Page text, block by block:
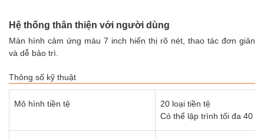
Hệ thống thân thiện với người dùng
Màn hình cảm ứng màu 7 inch hiển thị rõ nét, thao tác đơn giản
và dễ bảo trì.
Thông số kỹ thuật
Mô hình tiền tệ
20 loại tiền tệ
Có thể lập trình tối đa 40